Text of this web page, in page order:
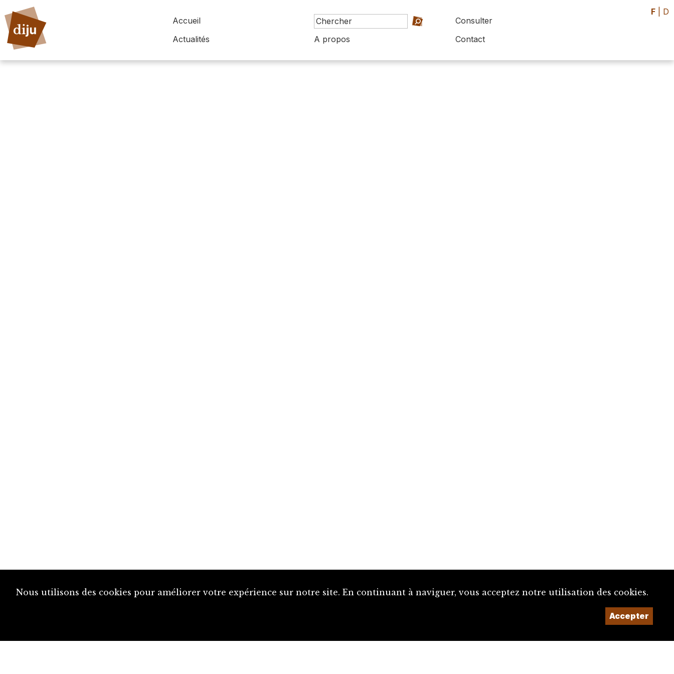
Accueil
Consulter
Actualités
A propos Contact
F D
Nous utilisons des cookies pour améliorer votre expérience sur notre site. En continuant à naviguer, vous acceptez notre utilisation des cookies.
Accepter